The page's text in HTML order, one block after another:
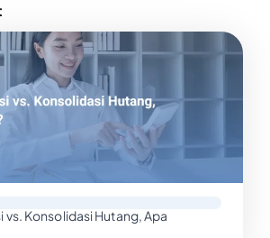
vs. Konsolidasi Hutang, Apa